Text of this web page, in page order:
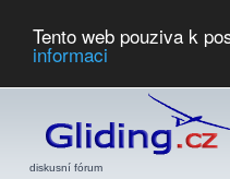
Tento web pouziva k
informaci
diskusní fórum